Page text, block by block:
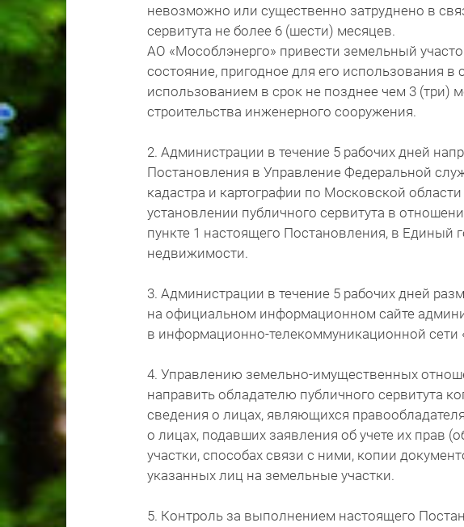
невозможно или существенно затруднено в
сервитута не более 6 (шести) месяцев.
АО «Мособлэнерго» привести земельный
состояние, пригодное для его использования
использованием в срок не позднее чем 3 (три)
строительства инженерного сооружения.
2. Администрации в течение 5 рабочих дней
Постановления в Управление Федеральной
кадастра и картографии по Московской
установлении публичного сервитута в
пункте 1 настоящего Постановления, в Единый
недвижимости.
3. Администрации в течение 5 рабочих дней
на официальном информационном сайте
в информационно-телекоммуникационной сети
4. Управлению земельно-имущественных
направить обладателю публичного сервитута
сведения о лицах, являющихся
о лицах, подавших заявления об учете их прав
участки, способах связи с ними, копии
указанных лиц на земельные участки.
5. Контроль за выполнением настоящего